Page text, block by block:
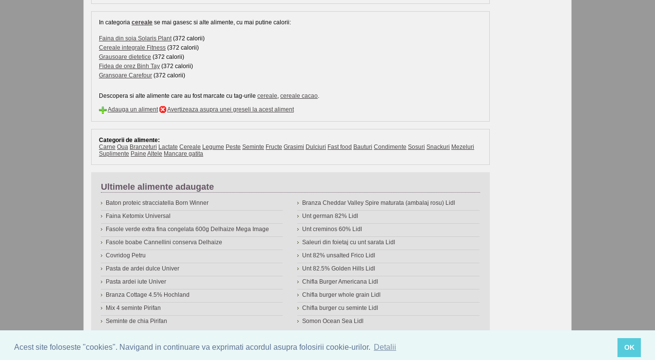
Acest site foloseste "cookies". Navigand in continuare va exprimati acordul asupra folosirii cookie-urilor. Detalii OK
In categoria cereale se mai gasesc si alte alimente, cu mai putine calorii:
Faina din soia Solaris Plant(372 calorii)
Cereale integrale Fitness (372 calorii)
Grausoare dietetice (372 calorii)
Fidea de orez Binh Tay (372 calorii)
Gransoare Carefour (372 calorii)
Descopera si alte alimente care au fost marcate cu tag-urile cereale, cereale cacao.
Adauga un aliment
Avertizeaza asupra unei greseli la acest aliment
Categorii de alimente:
Carne Oua Branzeturi Lactate Cereale Legume Peste Seminte Fructe Grasimi Dulciuri Fast food Bauturi Condimente Sosuri Snackuri Mezeluri
Suplimente Paine Altele Mancare gatita
Ultimele alimente adaugate
Baton proteic stracciatella Born Winner
Faina Ketomix Universal
Fasole verde extra fina congelata 600g Delhaize Mega Image
Fasole boabe Cannellini conserva Delhaize
Covridog Petru
Pasta de ardei dulce Univer
Pasta ardei iute Univer
Branza Cottage 4.5% Hochland
Mix 4 seminte Pirifan
Seminte de chia Pirifan
Branza Cheddar Valley Spire maturata (ambalaj rosu) Lidl
Unt german 82% Lidl
Unt creminos 60% Lidl
Saleuri din foietaj cu unt sarata Lidl
Unt 82% unsalted Frico Lidl
Unt 82.5% Golden Hills Lidl
Chifla Burger Americana Lidl
Chifla burger whole grain Lidl
Chifla burger cu seminte Lidl
Somon Ocean Sea Lidl
© 2006-2026 OneDen.com|Cautare avansata de alimente | Calculator calorii| Calorii consumate|IMC